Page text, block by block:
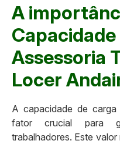
A
Capacidade
Assessoria
Locer
A capacidade de
fator crucial para
trabalhadores. Este